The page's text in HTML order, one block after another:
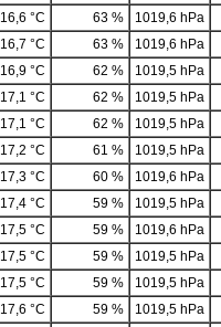
16,6 °C 63 %
1019,6 hPa
16,7 °C 63 %
1019,6 hPa
16,9 °C 62 %
1019,5 hPa
17,1 °C 62 %
1019,5 hPa
17,1 °C 62 %
1019,5 hPa
17,2 °C 61 %
1019,5 hPa
17,3 °C 60 %
1019,6 hPa
17,4 °C 59 %
1019,5 hPa
17,5 °C 59 %
1019,6 hPa
17,5 °C 59 %
1019,5 hPa
17,5 °C 59 %
1019,5 hPa
17,6 °C 59 %
1019,5 hPa